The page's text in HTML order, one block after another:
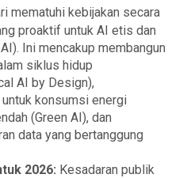
mematuhi kebijakan secara
proaktif untuk AI etis dan
Ini mencakup membangun
siklus hidup
AI by Design),
konsumsi energi
(Green AI), dan
data yang bertanggung
2026: Kesadaran publik